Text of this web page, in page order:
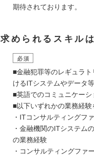
期待されております。
求められるスキルは
必須
■金融犯罪等のレギュラ
けるITシステムやデータ
■英語でのコミュニケー
■以下いずれかの業務経
・ITコンサルティングフ
・金融機関のITシステム
の業務経験
・コンサルティングファ